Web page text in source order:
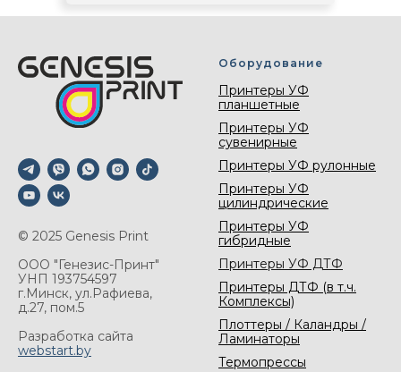
© 2025 Genesis Print
ООО "Генезис-Принт"
УНП 193754597
г.Минск, ул.Рафиева,
д.27, пом.5
Разработка сайта
webstart.by
Оборудование
Принтеры УФ
планшетные
Принтеры УФ
сувенирные
Принтеры УФ рулонные
Принтеры УФ
цилиндрические
Принтеры УФ
гибридные
Принтеры УФ ДТФ
Принтеры ДТФ (в т.ч.
Комплексы)
Плоттеры / Каландры /
Ламинаторы
Термопрессы